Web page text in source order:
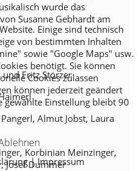
wurde das
Susanne Gebhardt am
und Fritz Störzer
Almut Jobst, Laura
Korbinian Meinzinger,
Josef Dummer
Einige sind technisch
von bestimmten Inhalten
sowie "Google Maps" usw.
benötigt. Sie können
Cookies zulassen
können jederzeit geändert
gewählte Einstellung bleibt 90
|Impressum